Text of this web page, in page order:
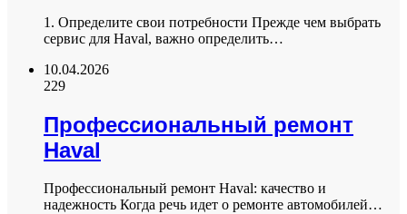
1. Определите свои потребности Прежде чем выбрать
сервис для Haval, важно определить…
10.04.2026
229
Профессиональный ремонт
Haval
Профессиональный ремонт Haval: качество и
надежность Когда речь идет о ремонте автомобилей…